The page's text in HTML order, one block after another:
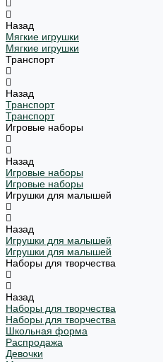
Назад
Мягкие игрушки
Мягкие игрушки
Транспорт
Назад
Транспорт
Транспорт
Игровые наборы
Назад
Игровые наборы
Игровые наборы
Игрушки для малышей
Назад
Игрушки для малышей
Игрушки для малышей
Наборы для творчества
Назад
Наборы для творчества
Наборы для творчества
Школьная форма
Распродажа
Девочки